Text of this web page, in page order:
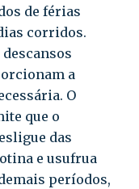
de férias
corridos.
a
O
que o
das
e usufrua
períodos,